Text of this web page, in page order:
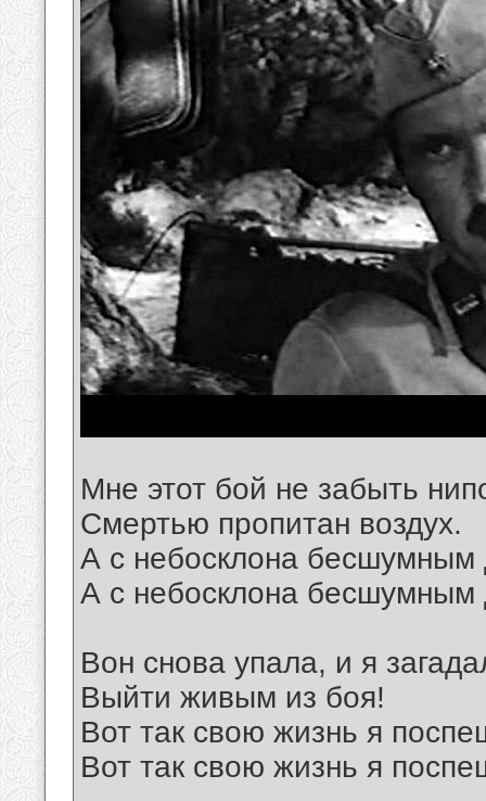
Мне этот бой не забыть
Смертью пропитан воздух.
А с небосклона
А с небосклона
Вон снова упала, и я
Выйти живым из боя!
Вот так свою жизнь я
Вот так свою жизнь я